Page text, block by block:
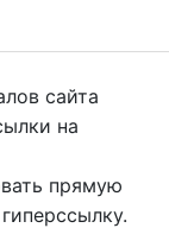
сайта
на
прямую